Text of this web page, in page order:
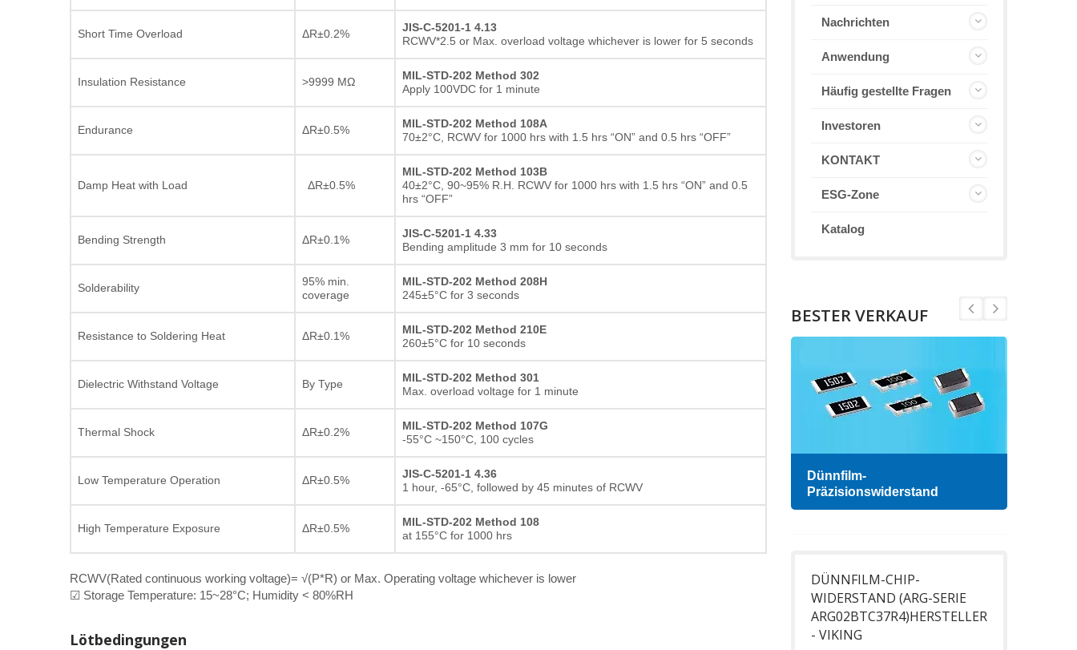
Short Time Overload ΔR±0.2%
JIS-C-5201-1 4.13
RCWV*2.5 or Max. overload voltage whichever is lower for 5 seconds
Insulation Resistance >9999 MΩ
MIL-STD-202 Method 302
Apply 100VDC for 1 minute
Endurance ΔR±0.5%
MIL-STD-202 Method 108A
70±2°C, RCWV for 1000 hrs with 1.5 hrs “ON” and 0.5 hrs “OFF”
Damp Heat with Load ΔR±0.5%
MIL-STD-202 Method 103B
40±2°C, 90~95% R.H. RCWV for 1000 hrs with 1.5 hrs “ON” and 0.5
hrs “OFF”
Bending Strength ΔR±0.1%
JIS-C-5201-1 4.33
Bending amplitude 3 mm for 10 seconds
Solderability
95% min.
coverage
MIL-STD-202 Method 208H
245±5°C for 3 seconds
Resistance to Soldering Heat ΔR±0.1%
MIL-STD-202 Method 210E
260±5°C for 10 seconds
Dielectric Withstand Voltage By Type
MIL-STD-202 Method 301
Max. overload voltage for 1 minute
Thermal Shock ΔR±0.2%
MIL-STD-202 Method 107G
-55°C ~150°C, 100 cycles
Low Temperature Operation ΔR±0.5%
JIS-C-5201-1 4.36
1 hour, -65°C, followed by 45 minutes of RCWV
High Temperature Exposure ΔR±0.5%
MIL-STD-202 Method 108
at 155°C for 1000 hrs
RCWV(Rated continuous working voltage)= √(P*R) or Max. Operating voltage whichever is lower
☑ Storage Temperature: 15~28°C; Humidity < 80%RH
Lötbedingungen
Nachrichten
Anwendung
Häufig gestellte Fragen
Investoren
KONTAKT
ESG-Zone
Katalog
BESTER VERKAUF
Dünnfilm-
Präzisionswiderstand
DÜNNFILM-CHIP-
WIDERSTAND (ARG-SERIE
ARG02BTC37R4)HERSTELLER
- VIKING